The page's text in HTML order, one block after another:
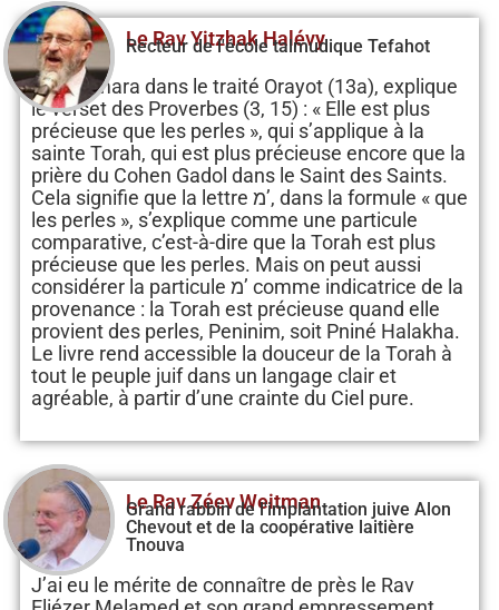
Le Rav Yitzhak Halévy
Recteur de l'école talmudique Tefahot
La Guemara dans le traité Orayot (13a), explique
le verset des Proverbes (3, 15) : « Elle est plus
précieuse que les perles », qui s’applique à la
sainte Torah, qui est plus précieuse encore que la
prière du Cohen Gadol dans le Saint des Saints.
Cela signifie que la lettre מ’, dans la formule « que
les perles », s’explique comme une particule
comparative, c’est-à-dire que la Torah est plus
précieuse que les perles. Mais on peut aussi
considérer la particule מ’ comme indicatrice de la
provenance : la Torah est précieuse quand elle
provient des perles, Peninim, soit Pniné Halakha.
Le livre rend accessible la douceur de la Torah à
tout le peuple juif dans un langage clair et
agréable, à partir d’une crainte du Ciel pure.
Le Rav Zéev Weitman
Grand rabbin de l'implantation juive Alon
Chevout et de la coopérative laitière
Tnouva
J’ai eu le mérite de connaître de près le Rav